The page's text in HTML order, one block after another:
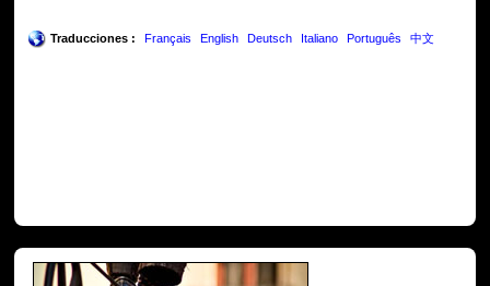
Traducciones : Français English Deutsch Italiano Português 中文